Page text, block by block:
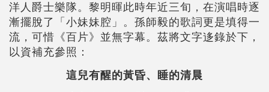
洋人爵士樂隊。黎明暉此時年近三旬，在演唱時逐
漸擺脫了「小妹妹腔」。孫師毅的歌詞更是填得一
流，可惜《百片》並無字幕。茲將文字迻錄於下，
以資補充參照：
這兒有醒的黃昏、睡的清晨